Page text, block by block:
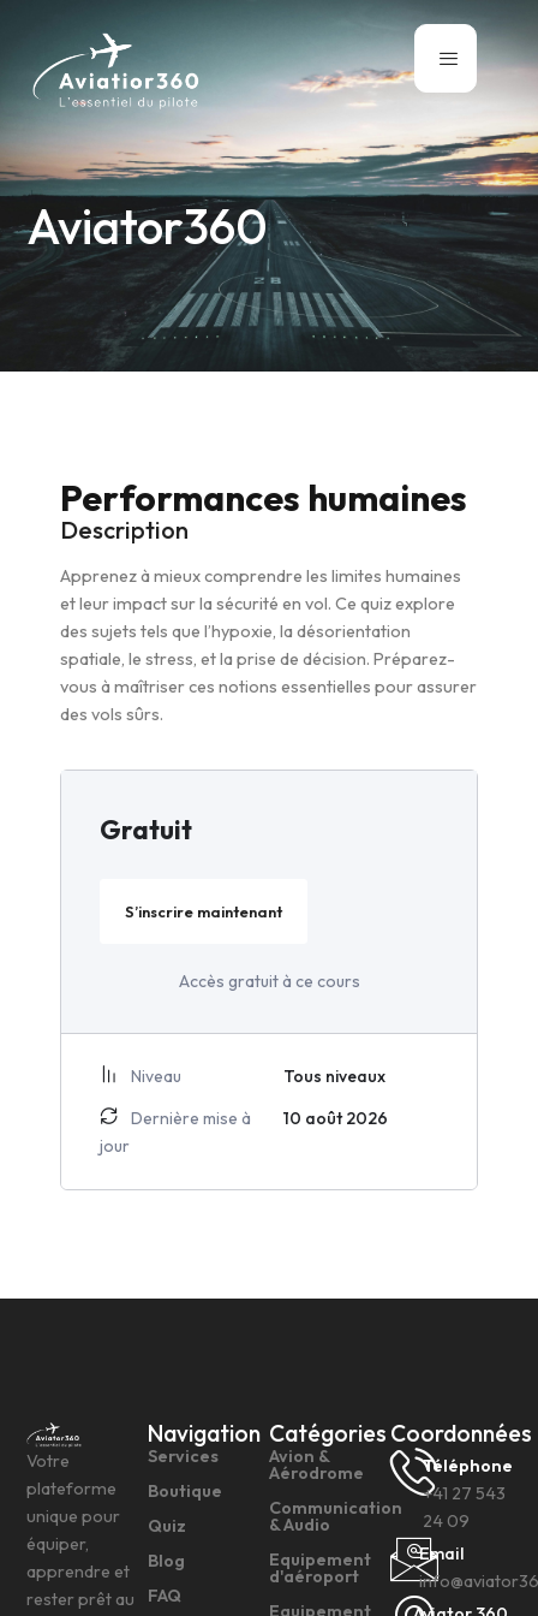
Aviator360
Performances humaines
Description
Apprenez à mieux comprendre les limites humaines
et leur impact sur la sécurité en vol. Ce quiz explore
des sujets tels que l’hypoxie, la désorientation
spatiale, le stress, et la prise de décision. Préparez-
vous à maîtriser ces notions essentielles pour assurer
des vols sûrs.
Gratuit
S’inscrire maintenant
Accès gratuit à ce cours
Niveau
Tous niveaux
Dernière mise à
jour
10 août 2026
Votre
plateforme
unique pour
équiper,
apprendre et
rester prêt au
Navigation
Services
Boutique
Quiz
Blog
FAQ
Catégories
Avion &
Aérodrome
Communication
& Audio
Equipement
d'aéroport
Equipement
Coordonnées
Téléphone
+41 27 543
24 09
Email